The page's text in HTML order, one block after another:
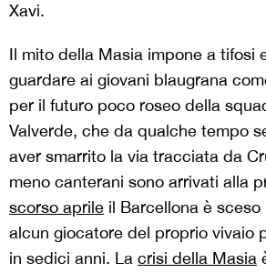
Xavi.
Il mito della Masia impone a tifosi
guardare ai giovani blaugrana
per il futuro poco roseo della
Valverde, che da qualche tempo
aver smarrito la via tracciata da
meno canterani sono arrivati alla
scorso aprile il Barcellona è
alcun giocatore del proprio vivaio
in sedici anni. La crisi della Masia